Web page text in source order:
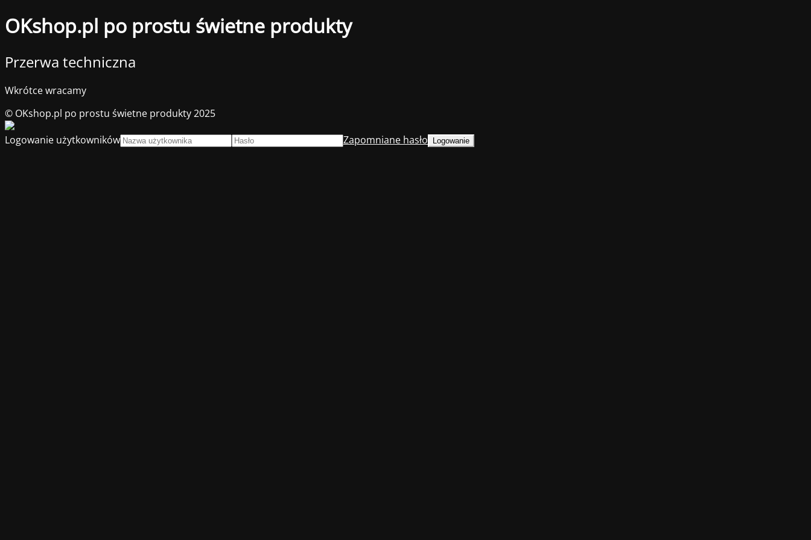
OKshop.pl po prostu świetne produkty
Przerwa techniczna
Wkrótce wracamy
© OKshop.pl po prostu świetne produkty 2025
Logowanie użytkowników
Zapomniane hasło